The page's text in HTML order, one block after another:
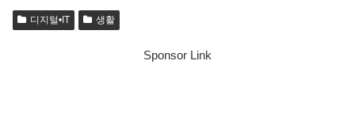
디지털•IT 생활
Sponsor Link